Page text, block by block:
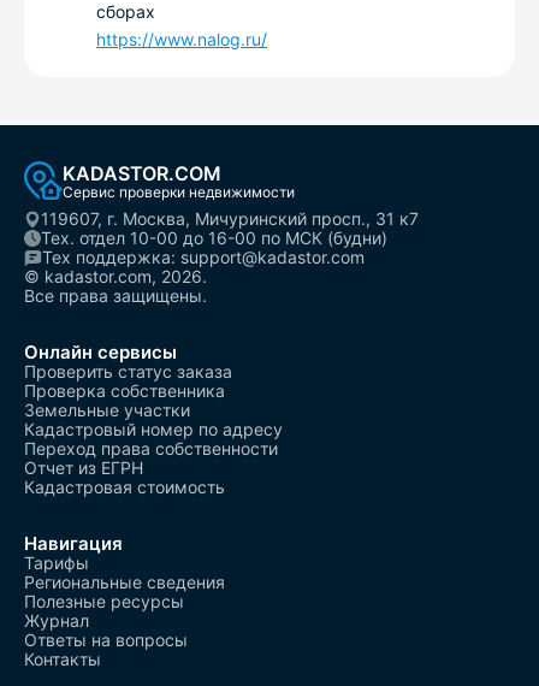
сборах
https://www.nalog.ru/
KADASTOR.COM
Сервис проверки недвижимости
119607, г. Москва, Мичуринский просп., 31 к7
Тех. отдел 10-00 до 16-00 по МСК (будни)
Тех поддержка: support@kadastor.com
© kadastor.com, 2026.
Все права защищены.
Онлайн сервисы
Проверить статус заказа
Проверка собственника
Земельные участки
Кадастровый номер по адресу
Переход права собственности
Отчет из ЕГРН
Кадастровая стоимость
Навигация
Тарифы
Региональные сведения
Полезные ресурсы
Журнал
Ответы на вопросы
Контакты